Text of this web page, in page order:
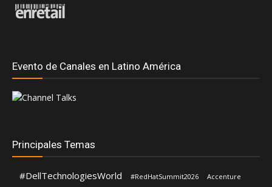
Evento de Canales en Latino América
Principales Temas
#DellTechnologiesWorld #RedHatSummit2026 Accenture